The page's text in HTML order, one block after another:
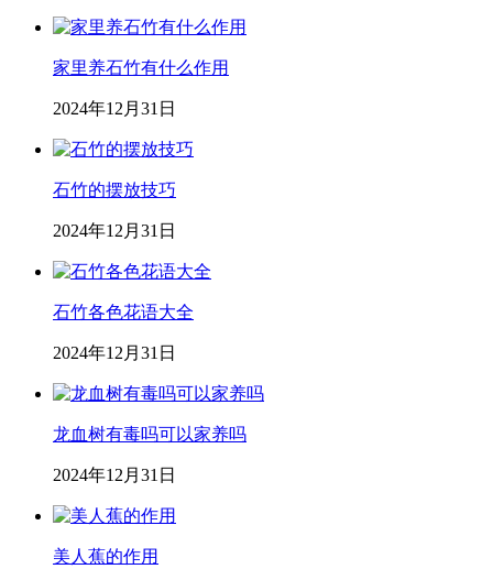
家里养石竹有什么作用
2024年12月31日
石竹的摆放技巧
2024年12月31日
石竹各色花语大全
2024年12月31日
龙血树有毒吗可以家养吗
2024年12月31日
美人蕉的作用